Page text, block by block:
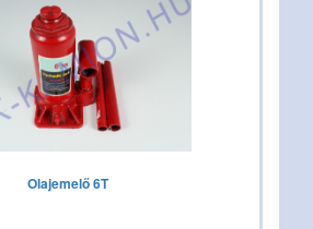
Olajemelő 6T